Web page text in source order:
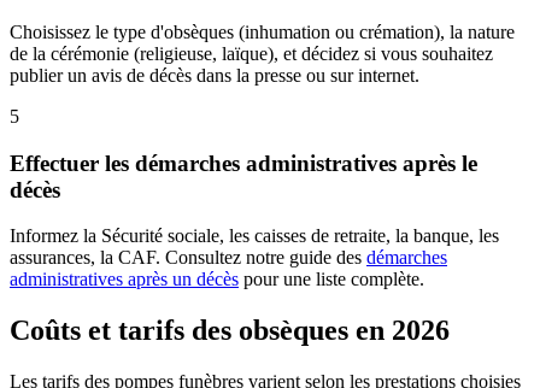
Choisissez le type d'obsèques (inhumation ou crémation), la nature
de la cérémonie (religieuse, laïque), et décidez si vous souhaitez
publier un avis de décès dans la presse ou sur internet.
5
Effectuer les démarches administratives après le
décès
Informez la Sécurité sociale, les caisses de retraite, la banque, les
assurances, la CAF. Consultez notre guide des démarches
administratives après un décès pour une liste complète.
Coûts et tarifs des obsèques en 2026
Les tarifs des pompes funèbres varient selon les prestations choisies